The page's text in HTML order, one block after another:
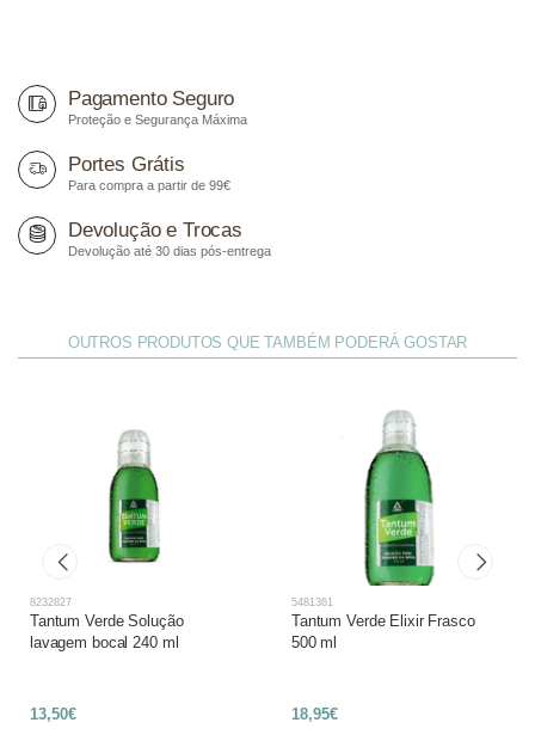
Pagamento Seguro
Proteção e Segurança Máxima
Portes Grátis
Para compra a partir de 99€
Devolução e Trocas
Devolução até 30 dias pós-entrega
OUTROS PRODUTOS QUE TAMBÉM PODERÁ GOSTAR
8232827
Tantum Verde Solução
lavagem bocal 240 ml
13,50€
5481361
Tantum Verde Elixir Frasco
500 ml
18,95€